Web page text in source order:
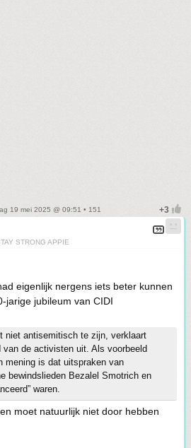
19 mei 2025 @ 09:51 • 151
STRONG APPIE
eigenlijk nergens iets beter kunnen
jarige jubileum van CIDI
niet antisemitisch te zijn, verklaart
van de activisten uit. Als voorbeeld
mening is dat uitspraken van
bewindslieden Bezalel Smotrich en
waren.
moet natuurlijk niet door hebben